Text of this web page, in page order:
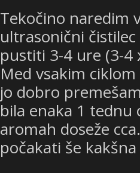
Tekočino naredim
ultrasonični
pustiti 3-4 ure (3-4
Med vsakim
jo dobro
bila enaka 1
aromah doseže
počakati še